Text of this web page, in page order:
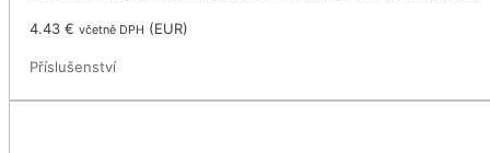
4.43€ včetně DPH (EUR)
Příslušenství